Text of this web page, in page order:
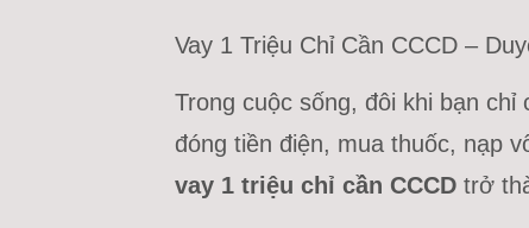
Vay 1 Triệu Chỉ Cần CCCD –
Trong cuộc sống, đôi khi bạn
đóng tiền điện, mua thuốc, nạp
vay 1 triệu chỉ cần CCCD trở